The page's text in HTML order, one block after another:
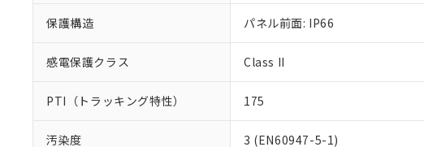
保護構造 パネル前面: IP66
感電保護クラス Class II
PTI（トラッキング特性） 175
汚染度 3 (EN60947-5-1)